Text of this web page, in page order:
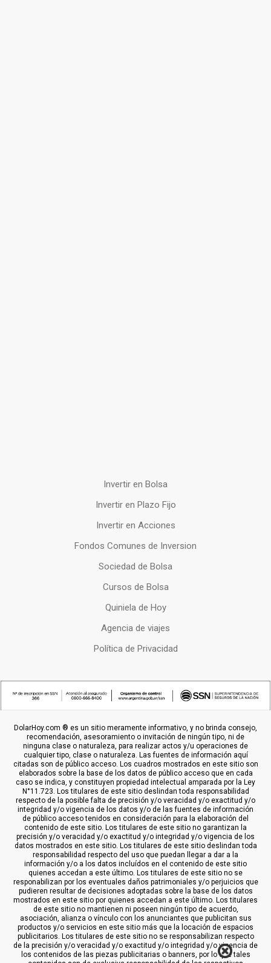
Invertir en Bolsa
Invertir en Plazo Fijo
Invertir en Acciones
Fondos Comunes de Inversion
Sociedad de Bolsa
Cursos de Bolsa
Quiniela de Hoy
Agencia de viajes
Política de Privacidad
DolarHoy.com ® es un sitio meramente informativo, y no brinda consejo,
recomendación, asesoramiento o invitación de ningún tipo, ni de
ninguna clase o naturaleza, para realizar actos y/u operaciones de
cualquier tipo, clase o naturaleza. Las fuentes de información aquí
citadas son de público acceso. Los cuadros mostrados en este sitio son
elaborados sobre la base de los datos de público acceso que en cada
caso se indica, y constituyen propiedad intelectual amparada por la Ley
N°11.723. Los titulares de este sitio deslindan toda responsabilidad
respecto de la posible falta de precisión y/o veracidad y/o exactitud y/o
integridad y/o vigencia de los datos y/o de las fuentes de información
de público acceso tenidos en consideración para la elaboración del
contenido de este sitio. Los titulares de este sitio no garantizan la
precisión y/o veracidad y/o exactitud y/o integridad y/o vigencia de los
datos mostrados en este sitio. Los titulares de este sitio deslindan toda
responsabilidad respecto del uso que puedan llegar a dar a la
información y/o a los datos incluídos en el contenido de este sitio
quienes accedan a este último. Los titulares de este sitio no se
responabilizan por los eventuales daños patrimoniales y/o perjuicios que
pudieren resultar de decisiones adoptadas sobre la base de los datos
mostrados en este sitio por quienes accedan a este último. Los titulares
de este sitio no mantienen ni poseen ningún tipo de acuerdo,
asociación, alianza o vínculo con los anunciantes que publicitan sus
productos y/o servicios en este sitio más que la locación de espacios
publicitarios. Los titulares de este sitio no se responsabilizan respecto
de la precisión y/o veracidad y/o exactitud y/o integridad y/o vigencia de
los contenidos de las piezas publicitarias o banners, por lo que tales